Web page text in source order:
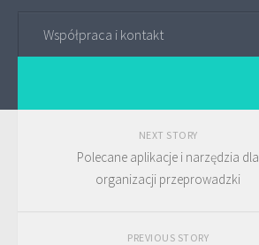
Współpraca i kontakt
NEXT STORY
Polecane aplikacje i narzędzia dla
organizacji przeprowadzki
PREVIOUS STORY